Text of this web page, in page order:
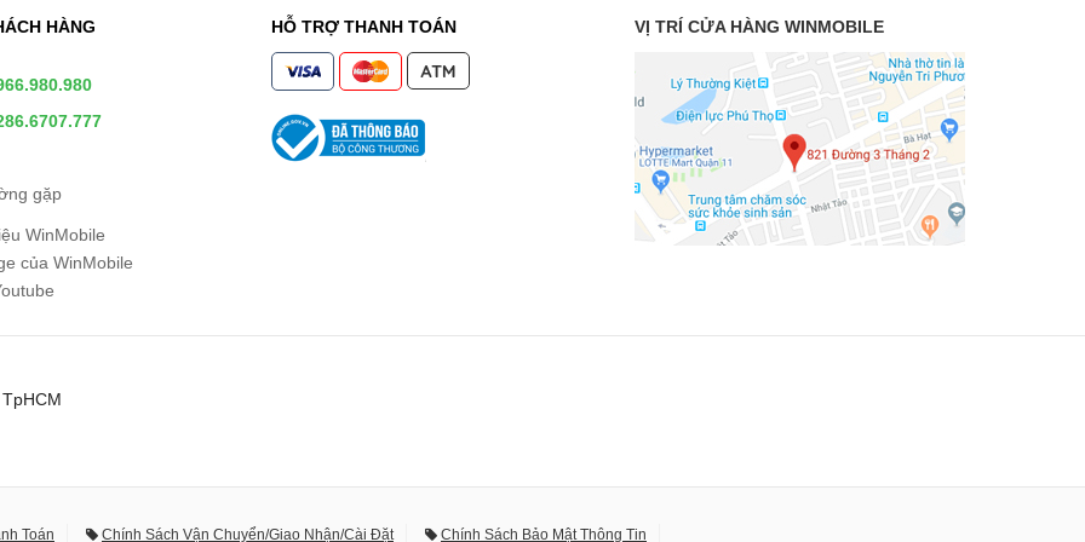
HÀNG
gặp
WinMobile
của WinMobile
HỖ TRỢ THANH TOÁN VỊ TRÍ CỬA HÀNG WINMOBILE
Toán Chính Sách Vận Chuyển/Giao Nhận/Cài Đặt Chính Sách Bảo Mật Thông Tin